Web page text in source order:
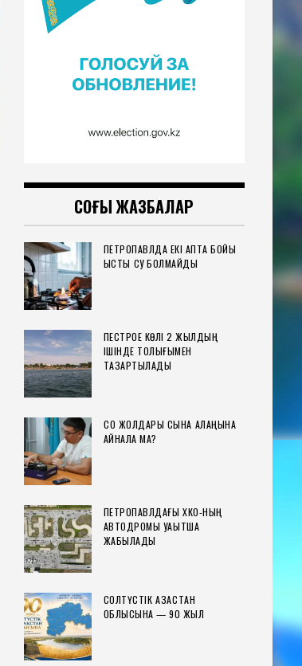
СОҢҒЫ ЖАЗБАЛАР
ПЕТРОПАВЛДА ЕКІ АПТА БОЙЫ
ЫСТЫҚ СУ БОЛМАЙДЫ
ПЕСТРОЕ КӨЛІ 2 ЖЫЛДЫҢ
ІШІНДЕ ТОЛЫҒЫМЕН
ТАЗАРТЫЛАДЫ
СҚО ЖОЛДАРЫ СЫНАҚ АЛАҢЫНА
АЙНАЛА МА?
ПЕТРОПАВЛДАҒЫ ХҚКО-НЫҢ
АВТОДРОМЫ УАҚЫТША
ЖАБЫЛАДЫ
СОЛТҮСТІК ҚАЗАҚСТАН
ОБЛЫСЫНА — 90 ЖЫЛ